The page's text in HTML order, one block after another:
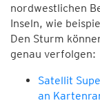
nordwestlichen
Inseln, wie
Den Sturm
genau verfolgen:
Satellit
an